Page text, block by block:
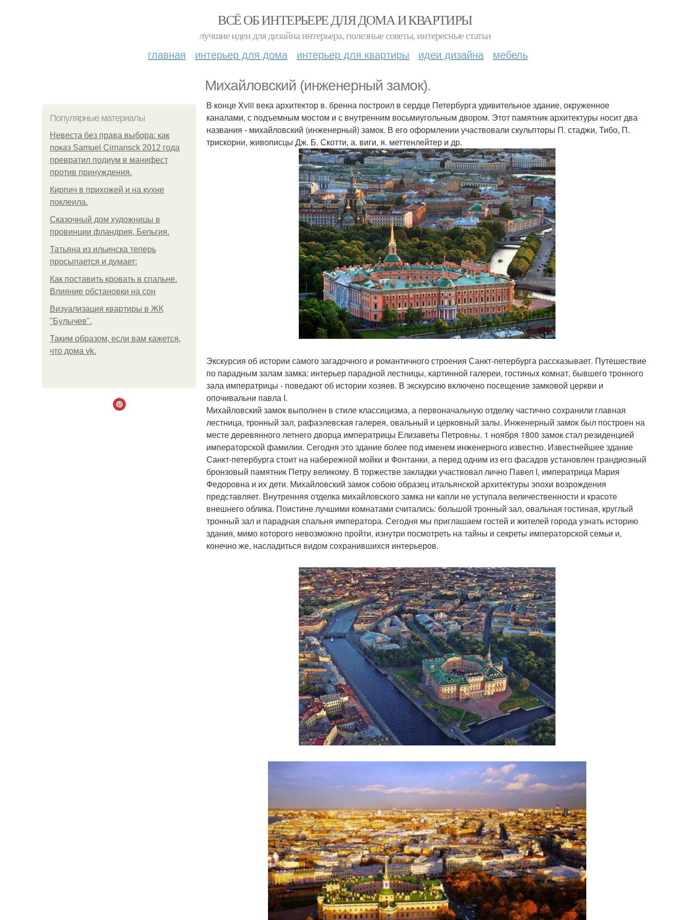
ВСЁ ОБ ИНТЕРЬЕРЕ ДЛЯ ДОМА И КВАРТИРЫ
лучшие идеи для дизайна интерьера, полезные советы, интересные статьи
главная интерьер для дома интерьер для квартиры идеи дизайна мебель
Михайловский (инженерный замок).
Популярные материалы
Невеста без права выбора: как
показ Samuel Cirnansck 2012 года
превратил подиум в манифест
против принуждения.
Кирпич в прихожей и на кухне
поклеила.
Сказочный дом художницы в
провинции фландрия, Бельгия.
Татьяна из ильинска теперь
просыпается и думает:
Как поставить кровать в спальне.
Влияние обстановки на сон
Визуализация квартиры в ЖК
"Булычев".
Таким образом, если вам кажется,
что дома vk.
В конце Xviii века архитектор в. бренна построил в сердце Петербурга удивительное здание, окруженное
каналами, с подъемным мостом и с внутренним восьмиугольным двором. Этот памятник архитектуры носит два
названия - михайловский (инженерный) замок. В его оформлении участвовали скульпторы П. стаджи, Тибо, П.
трискорни, живописцы Дж. Б. Скотти, а. виги, я. меттенлейтер и др.
Экскурсия об истории самого загадочного и романтичного строения Санкт-петербурга рассказывает. Путешествие
по парадным залам замка: интерьер парадной лестницы, картинной галереи, гостиных комнат, бывшего тронного
зала императрицы - поведают об истории хозяев. В экскурсию включено посещение замковой церкви и
опочивальни павла I.
Михайловский замок выполнен в стиле классицизма, а первоначальную отделку частично сохранили главная
лестница, тронный зал, рафаэлевская галерея, овальный и церковный залы. Инженерный замок был построен на
месте деревянного летнего дворца императрицы Елизаветы Петровны. 1 ноября 1800 замок стал резиденцией
императорской фамилии. Сегодня это здание более под именем инженерного известно. Известнейшее здание
Санкт-петербурга стоит на набережной мойки и Фонтанки, а перед одним из его фасадов установлен грандиозный
бронзовый памятник Петру великому. В торжестве закладки участвовал лично Павел I, императрица Мария
Федоровна и их дети. Михайловский замок собою образец итальянской архитектуры эпохи возрождения
представляет. Внутренняя отделка михайловского замка ни капли не уступала величественности и красоте
внешнего облика. Поистине лучшими комнатами считались: большой тронный зал, овальная гостиная, круглый
тронный зал и парадная спальня императора. Сегодня мы приглашаем гостей и жителей города узнать историю
здания, мимо которого невозможно пройти, изнутри посмотреть на тайны и секреты императорской семьи и,
конечно же, насладиться видом сохранившихся интерьеров.